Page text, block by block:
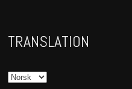
TRANSLATION